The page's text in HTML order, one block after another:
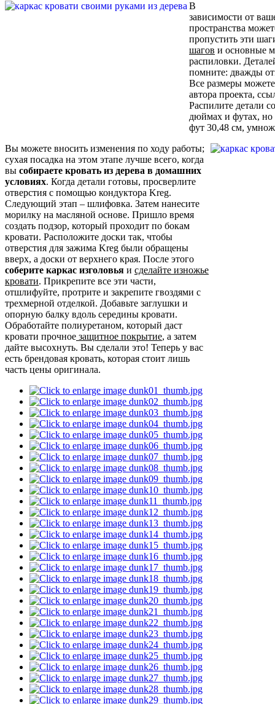
В
зависимости от
пространства
пропустить эти
шагов и основные
распиловки.
помните: дважды
Все размеры
автора проекта,
Распилите детали
дюймах и футах, но
фут 30,48 см,
Вы можете вносить изменения по ходу работы;
сухая посадка на этом этапе лучше всего, когда
вы собираете кровать из дерева в домашних
условиях. Когда детали готовы, просверлите
отверстия с помощью кондуктора Kreg.
Следующий этап – шлифовка. Затем нанесите
морилку на масляной основе. Пришло время
создать подзор, который проходит по бокам
кровати. Расположите доски так, чтобы
отверстия для зажима Kreg были обращены
вверх, а доски от верхнего края. После этого
соберите каркас изголовья и сделайте изножье
кровати. Прикрепите все эти части,
отшлифуйте, протрите и закрепите гвоздями с
трехмерной отделкой. Добавьте заглушки и
опорную балку вдоль середины кровати.
Обработайте полиуретаном, который даст
кровати прочное защитное покрытие, а затем
дайте высохнуть. Вы сделали это! Теперь у вас
есть брендовая кровать, которая стоит лишь
часть цены оригинала.